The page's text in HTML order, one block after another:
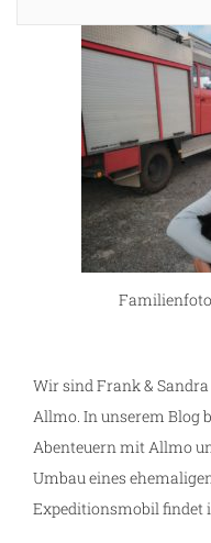
Wir sind Frank &
Allmo. In unserem Blog
Abenteuern mit Allmo
Umbau eines
Expeditionsmobil findet